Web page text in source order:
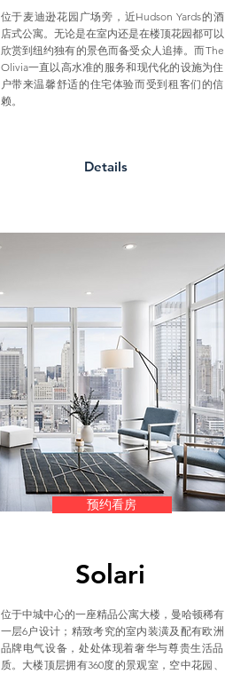
位于麦迪逊花园广场旁，近Hudson Yards的酒
店式公寓。无论是在室内还是在楼顶花园都可以
欣赏到纽约独有的景色而备受众人追捧。而The
Olivia一直以高水准的服务和现代化的设施为住
户带来温馨舒适的住宅体验而受到租客们的信
赖。
Details
Solari
预约看房
位于中城中心的一座精品公寓大楼，曼哈顿稀有
一层6户设计；精致考究的室内装潢及配有欧洲
品牌电气设备，处处体现着奢华与尊贵生活品
质。大楼顶层拥有360度的景观室，空中花园、